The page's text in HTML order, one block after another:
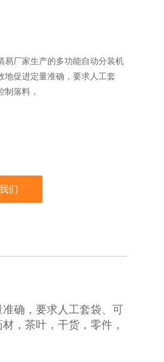
易厂家生产的多功能自动分装机​
地促进定量准确，要求人工套
落料，
们
确，要求人工套袋、可
，茶叶，干货，零件，